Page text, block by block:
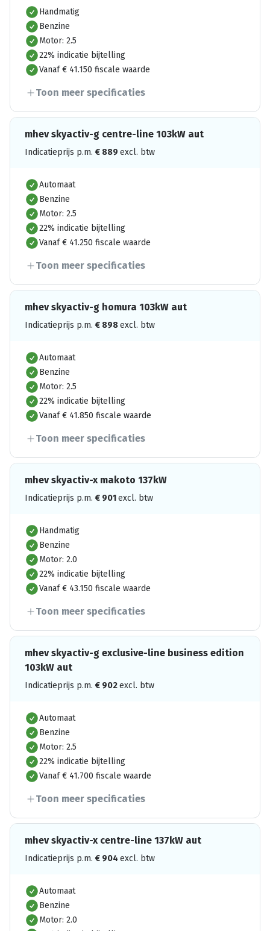
Handmatig
Benzine
Motor: 2.5
22% indicatie bijtelling
Vanaf € 41.150 fiscale waarde
Toon meer specificaties
mhev skyactiv-g centre-line 103kW aut
Indicatieprijs p.m. € 889 excl. btw
Automaat
Benzine
Motor: 2.5
22% indicatie bijtelling
Vanaf € 41.250 fiscale waarde
Toon meer specificaties
mhev skyactiv-g homura 103kW aut
Indicatieprijs p.m. € 898excl. btw
Automaat
Benzine
Motor: 2.5
22% indicatie bijtelling
Vanaf € 41.850 fiscale waarde
Toon meer specificaties
mhev skyactiv-x makoto 137kW
Indicatieprijs p.m. € 901excl. btw
Handmatig
Benzine
Motor: 2.0
22% indicatie bijtelling
Vanaf € 43.150 fiscale waarde
Toon meer specificaties
mhev skyactiv-g exclusive-line business edition
103kW aut
Indicatieprijs p.m. € 902excl. btw
Automaat
Benzine
Motor: 2.5
22% indicatie bijtelling
Vanaf € 41.700 fiscale waarde
Toon meer specificaties
mhev skyactiv-x centre-line 137kW aut
Indicatieprijs p.m. € 904 excl. btw
Automaat
Benzine
Motor: 2.0